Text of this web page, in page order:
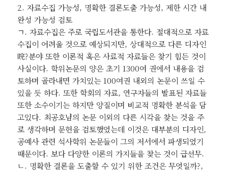
2. 자료수집 가능성, 명확한 결론도출 가능성, 제한 시간 내
완성 가능성 검토
ㄱ. 자료수집은 주로 국립도서관을 통한다. 절대적으로 자료
수집이 어려울 것으로 예상되지만, 상대적으로 다른 디자인
晥?분야 또한 이론적 혹은 사료적 자료들은 찾기 힘든 것이
사실이다. 학위논문의 양은 초기 1300여 권에서 내용을 검
토하며 골라내면 가치있는 100여권 내외의 논문이 쓰일 수
있을 듯 하다. 또한 학회의 자료, 연구자들의 발표된 자료들
또한 소수이기는 하지만 양질이며 비교적 명확한 분석을 담
고있다. 최공호님의 논문 이외의 다른 시각을 찾는 것을 주
로 생각하며 문헌을 검토했었는데 이것은 대부분의 디자인,
공예사 관련 석사학위 논문들이 그의 저서에서 파생되었기
때문이다. 보다 다양한 이론의 가지들을 찾는 것이 급선무.
ㄴ. 명확한 결론을 도출할 수 있기 위한 조건은 무엇일까?,